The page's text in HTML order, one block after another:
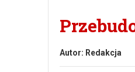
Autor: Redakcja